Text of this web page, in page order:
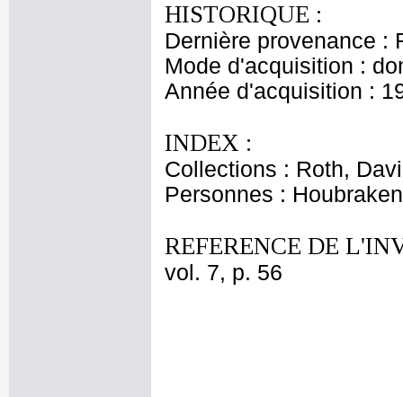
HISTORIQUE :
Dernière provenance :
Mode d'acquisition :
Année d'acquisition :
INDEX :
Collections : Roth,
Personnes :
REFERENCE DE
vol. 7, p. 56